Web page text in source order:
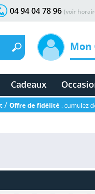
04 94 04 78 96 (voir
Mon
Cadeaux
/ Offre de fidélité : cumulez